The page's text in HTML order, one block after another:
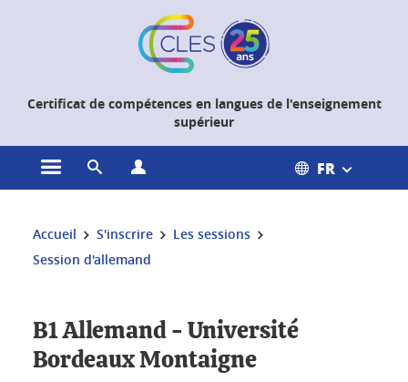
Certificat de compétences en langues de l'enseignement
supérieur
Ouvrir le menu principal
Ouvrir le moteur de recherche FR
Vous êtes ici :
Accueil S'inscrire
Les sessions
Session d'allemand
B1 Allemand - Université
Bordeaux Montaigne